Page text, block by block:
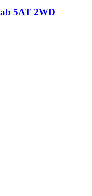
5AT 2WD